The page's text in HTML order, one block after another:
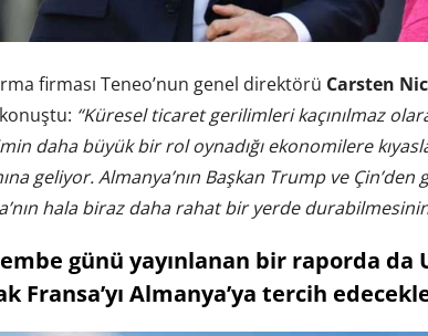
firması Teneo’nun genel direktörü Carsten
“Küresel ticaret gerilimleri kaçınılmaz
daha büyük bir rol oynadığı ekonomilere
geliyor. Almanya’nın Başkan Trump ve Çin’den
hala biraz daha rahat bir yerde
günü yayınlanan bir raporda da
Fransa’yı Almanya’ya tercih